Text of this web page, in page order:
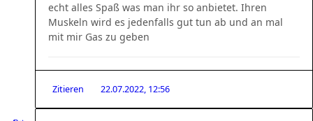
echt alles Spaß was man ihr so anbietet. Ihren
Muskeln wird es jedenfalls gut tun ab und an mal
mit mir Gas zu geben
Zitieren 22.07.2022, 12:56